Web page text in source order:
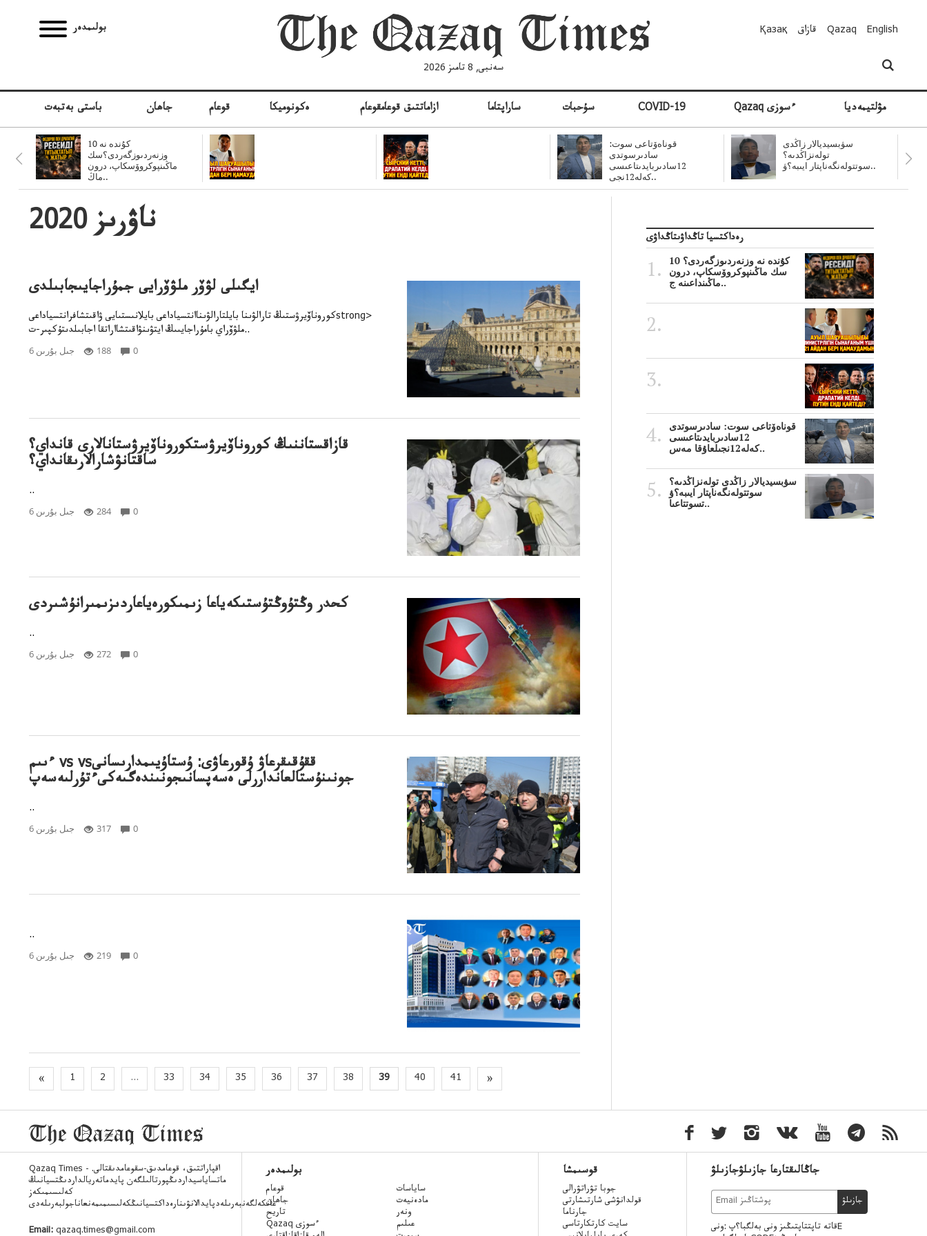
بولىمدەر
سەنبى, 8 تامىز 2026
Қазақ قازاق Qazaq English
باستى بەتبەت جاھان قوعام ەكونوميكا ازاماتتىق قوعامقوعام ساراپتاما سۇحبات COVID-19 Qazaq ءسوزى مۋلتيمەديا
10 كۇندە نە
وزنەردىوزگەردى؟سك
ماڭىنپوكروۆسكاپ، درون
ماڭ..
قوناەۆتاعى سوت:
سادىرسوتدى
12سادىربايدىتاعىسى
كەلە12نجى..
سۋبسيديالار زاڭدى
تولەنزاڭدىە؟
سوتتولەنگەناپتار ايىبە؟ۋ..
2020 ناۋرىز
ايگىلى لۋۆر ملۋۆرايى جمۇراجايىجابىلدى
كوروناۆيرۋستىڭ تارالۋىنا بايلتارالۋىناانتسياداعى بايلانىستىايى ۋاقىتشافرانتسياداعىstrong>
ملۋۆراي بامۇراجايىىڭ ايتۋىنۋاقىتشااراتقا اجابىلدىتۇكپىر-ت..
6 جىل بۇرىن 188 0
قازاقستاننىڭ كوروناۆيرۋستكوروناۆيرۋستانالارى قانداي؟
ساقتانۋشارالارىقانداي؟
..
6 جىل بۇرىن 284 0
كحدر وڭتۇوڭتۇستىكەياعا زىمىكورەياعاردىزىمىرانۇشىردى
..
6 جىل بۇرىن 272 0
ءىىم vs vsققۇقىقرعاۋ ۇقورعاۋى: ۇستاۇيىمدارىسانى
جونىنۇستالعانداررلى ەسەپسانىجونىندەگىەكىءتۇرلىەسەپ
..
6 جىل بۇرىن 317 0
..
6 جىل بۇرىن 219 0
« 1 2 ... 33 34 35 36 37 38 39 40 41 »
رەداكتسيا تاڭداۋىتاڭداۋى
10 كۇندە نە وزنەردىوزگەردى؟
سك ماڭىنپوكروۆسكاپ، درون
ماڭىنداعىنە ج..
قوناەۆتاعى سوت: سادىرسوتدى
12سادىربايدىتاعىسى
كەلە12نجىلعاۇقا مەس..
سۋبسيديالار زاڭدى تولەنزاڭدىە؟
سوتتولەنگەناپتار ايىبە؟ۋ
تسوتتاعىا..
Qazaq Times - اقپاراتتىق، قوعامدىق-سقوعامدىقتالى.
ماتساياسيداردىڭپورتالىلگەن پايدماتەريالداردىڭتسيانىڭ
كەلىسىمىكەز
عانكەلگەنبەرىلەدپايدالانۋىنارەداكتسيانىڭكەلىسىمىمەنعاناجولبەرىلەدى
Email: qazaq.times@gmail.com
بولىمدەر
قوعام
جاھان
تاريح
Qazaq ءسوزى
ساياسات
مادەنيەت
ونەر
عىلىم
قوسىمشا
جوبا تۋراتۋرالى
قولدانۋشى شارتىشارتى
جارناما
سايت كارتكارتاسى
جاڭالىقتارعا جازىلۋجازىلۋ
جازىلۋ
قاتە تاپتتاپتىڭىز ونى بەلگبا؟پ :ونىE